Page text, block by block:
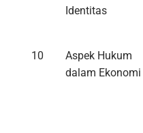
Identitas
10
Aspek Hukum
dalam Ekonomi